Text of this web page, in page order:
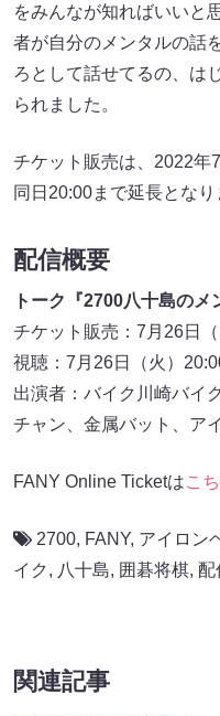
をみんなが知ればいいと
者が自分のメンタルの話
ろとして話せてるの、は
られました。
チケット販売は、2022年
同日20:00まで延長とな
配信概要
トーク『2700八十島のメ
チケット販売：7月26日
視聴：7月26日（火）
出演者：バイク川崎バイ
チャン、金属バット、ア
FANY Online Ticketはこ
2700, FANY, アイロン
イク , 八十島, 囲碁将棋, 配
関連記事